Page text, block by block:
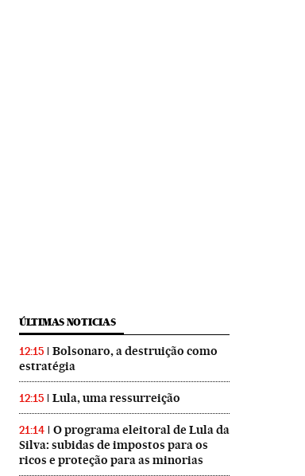
ÚLTIMAS NOTICIAS
12:15
Bolsonaro, a destruição como
estratégia
12:15 Lula, uma ressurreição
21:14
O programa eleitoral de Lula da
Silva: subidas de impostos para os
ricos e proteção para as minorias